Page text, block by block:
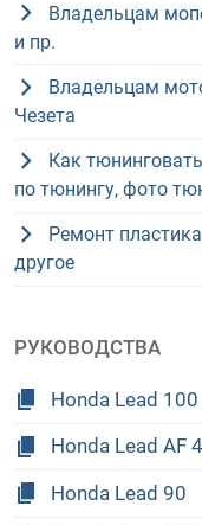
Владельцам
и пр.
Владельцам
Чезета
Как
по тюнингу, фото
Ремонт
другое
РУКОВОДСТВА
Honda Lead 100
Honda Lead AF
Honda Lead 90